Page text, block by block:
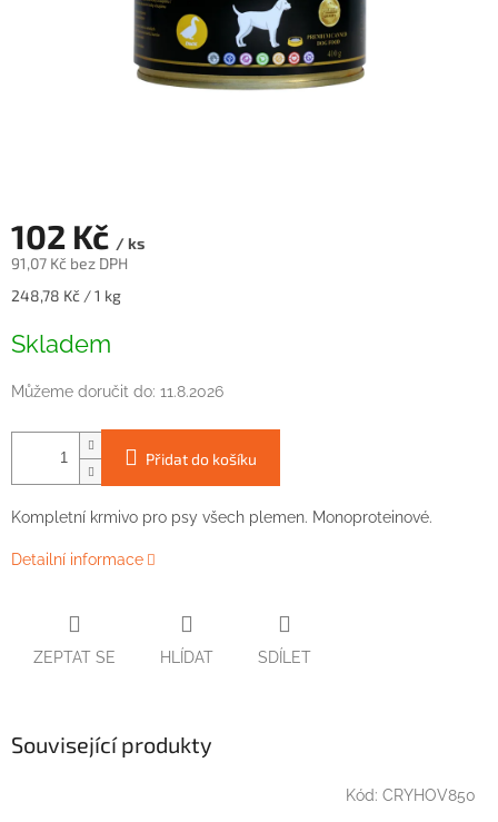
102 Kč / ks
91,07 Kč bez DPH
Měrná
248,78 Kč / 1 kg
Skladem
Můžeme doručit do: 11.8.2026
Přidat do košíku
Kompletní krmivo pro psy všech plemen. Monoproteinové.
Detailní informace
ZEPTAT SE HLÍDAT SDÍLET
Související produkty
Kód: CRYHOV850